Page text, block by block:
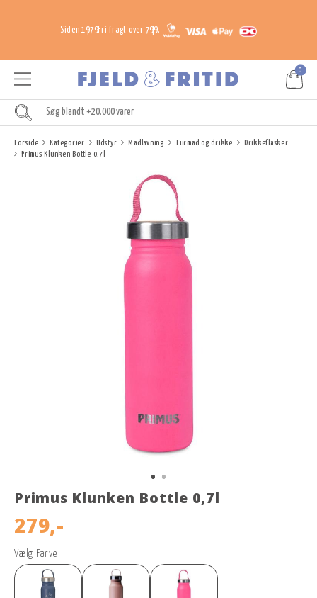
Siden 1979Fri fragt over 799,-
0
Forside Kategorier Udstyr Madlavning Turmad og drikke
Drikkeflasker
Primus Klunken Bottle 0,7l
Primus Klunken Bottle 0,7l
279,-
Vælg Farve